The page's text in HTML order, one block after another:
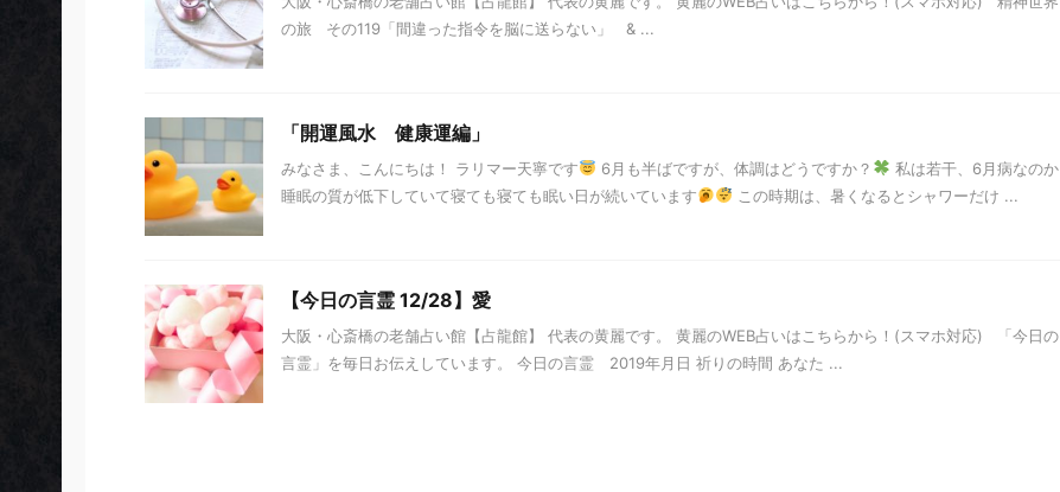
の旅 その119「間違った指令を脳に送らない」 & ...
「開運風水 健康運編」
みなさま、こんにちは！ ラリマー天寧です 6月も半ばですが、体調はどうですか？
私は若干、6月病なのか
睡眠の質が低下していて寝ても寝ても眠い日が続いています
この時期は、暑くなるとシャワーだけ ...
【今日の言霊 12/28】愛
大阪・心斎橋の老舗占い館【占龍館】 代表の黄麗です。 黄麗のWEB占いはこちらから！(スマホ対応) 「今日の
言霊」を毎日お伝えしています。 今日の言霊 2019年月日 祈りの時間 あなた ...